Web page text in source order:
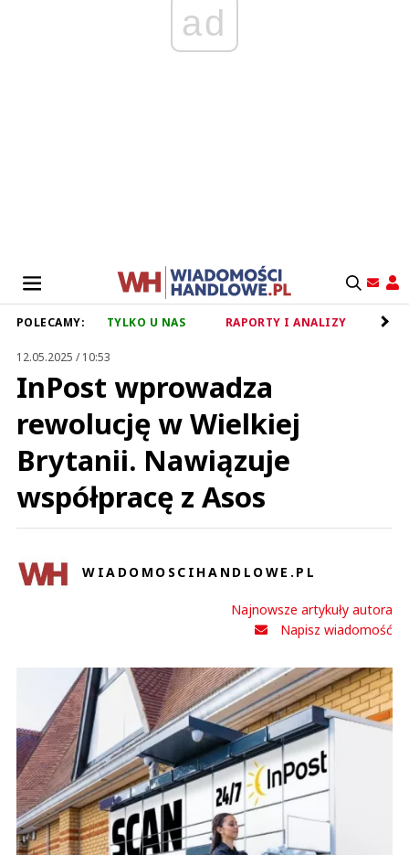
ad
POLECAMY: TYLKO U NAS RAPORTY I ANALIZY
12.05.2025 / 10:53
InPost wprowadza
rewolucję w Wielkiej
Brytanii. Nawiązuje
współpracę z Asos
WIADOMOSCIHANDLOWE.PL
Najnowsze artykuły autora
Napisz wiadomość